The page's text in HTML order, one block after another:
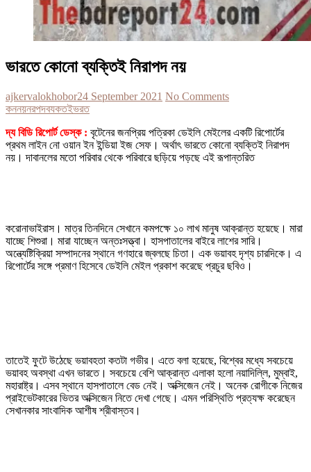
ভারতে কোনো ব্যক্তিই নিরাপদ নয়
ajkervalokhobor24 September 2021 No Comments
কননয়নরপদবযকতইভরত
দ্য বিডি রিপোর্ট ডেস্ক : বৃটেনের জনপ্রিয় পত্রিকা ডেইলি মেইলের একটি রিপোর্টের
প্রথম লাইন নো ওয়ান ইন ইন্ডিয়া ইজ সেফ। অর্থাৎ ভারতে কোনো ব্যক্তিই নিরাপদ
নয়। দাবানলের মতো পরিবার থেকে পরিবারে ছড়িয়ে পড়ছে এই রূপান্তরিত
করোনাভাইরাস। মাত্র তিনদিনে সেখানে কমপক্ষে ১০ লাখ মানুষ আক্রান্ত হয়েছে। মারা
যাচ্ছে শিশুরা। মারা যাচ্ছেন অন্তঃসত্ত্বা। হাসপাতালের বাইরে লাশের সারি।
অন্ত্যেষ্টিক্রিয়া সম্পাদনের স্থানে গণহারে জ্বলছে চিতা। এক ভয়াবহ দৃশ্য চারদিকে। এ
রিপোর্টের সঙ্গে প্রমাণ হিসেবে ডেইলি মেইল প্রকাশ করেছে প্রচুর ছবিও।
তাতেই ফুটে উঠেছে ভয়াবহতা কতটা গভীর। এতে বলা হয়েছে, বিশ্বের মধ্যে সবচেয়ে
ভয়াবহ অবস্থা এখন ভারতে। সবচেয়ে বেশি আক্রান্ত এলাকা হলো নয়াদিল্লি, মুম্বাই,
মহারাষ্ট্র। এসব স্থানে হাসপাতালে বেড নেই। অক্সিজেন নেই। অনেক রোগীকে নিজের
প্রাইভেটকারের ভিতর অক্সিজেন নিতে দেখা গেছে। এমন পরিস্থিতি প্রত্যক্ষ করেছেন
সেখানকার সাংবাদিক আশীষ শ্রীবাস্তব।